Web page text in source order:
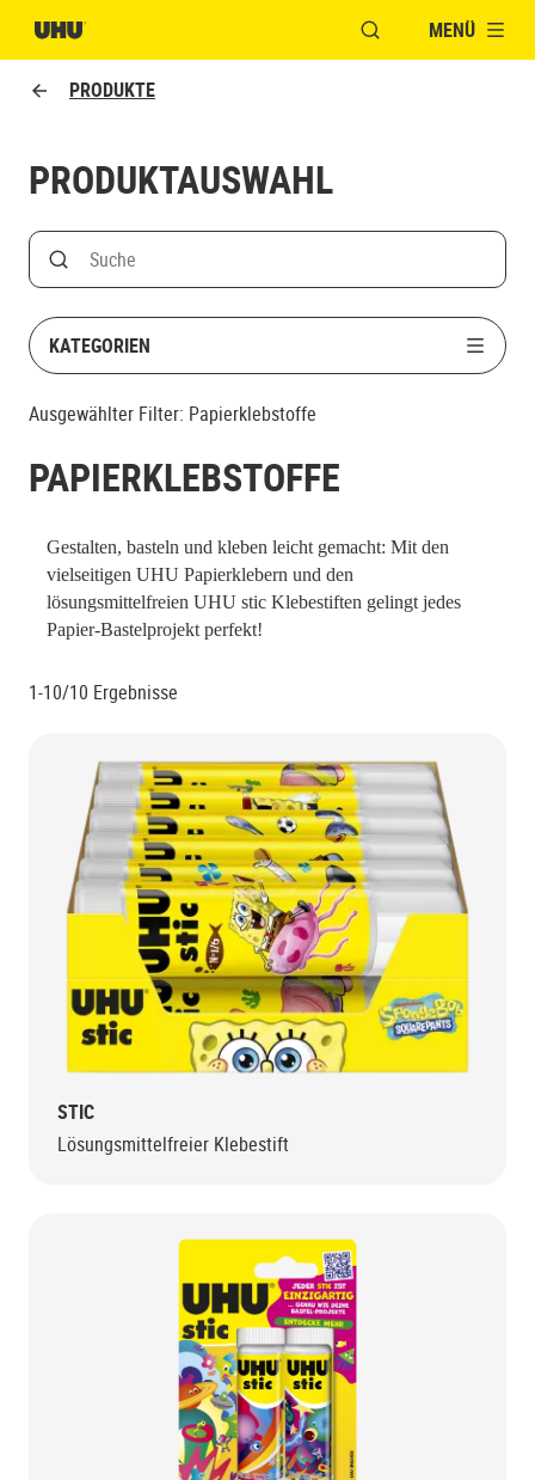
FENSTER FÜR DIE
MENÜ
PRODUKTE
PRODUKTAUSWAHL
Search
Suche nach Produktname
KATEGORIEN
Ausgewählter Filter: Papierklebstoffe
PAPIERKLEBSTOFFE
Gestalten, basteln und kleben leicht gemacht: Mit den
vielseitigen UHU Papierklebern und den
lösungsmittelfreien UHU stic Klebestiften gelingt jedes
Papier-Bastelprojekt perfekt!
1-10/10 Ergebnisse
STIC
Lösungsmittelfreier Klebestift